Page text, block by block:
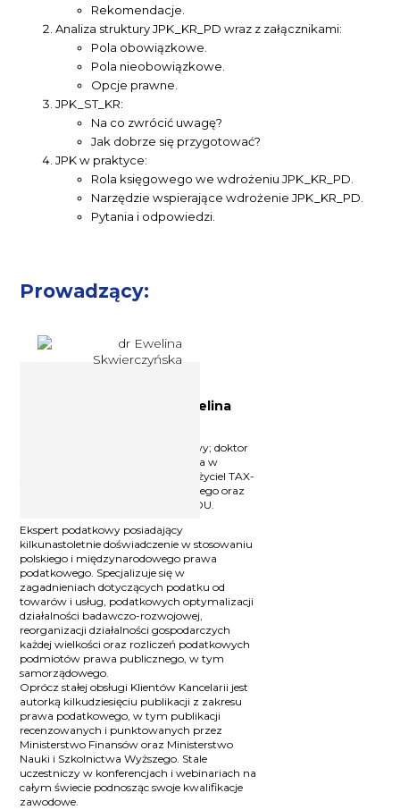
Rekomendacje.
Analiza struktury JPK_KR_PD wraz z załącznikami:
Pola obowiązkowe.
Pola nieobowiązkowe.
Opcje prawne.
JPK_ST_KR:
Na co zwrócić uwagę?
Jak dobrze się przygotować?
JPK w praktyce:
Rola księgowego we wdrożeniu JPK_KR_PD.
Narzędzie wspierające wdrożenie JPK_KR_PD.
Pytania i odpowiedzi.
Prowadzący:
Doradca podatkowy dr Ewelina
Licencjonowany doradca podatkowy; doktor
nauk prawnych w dziedzinie prawa w
specjalizacji prawo finansowe; założyciel TAX-
ES Kancelarii doradztwa podatkowego oraz
współzałożyciel i partner w LEX4YOU.
Ekspert podatkowy posiadający
kilkunastoletnie doświadczenie w stosowaniu
polskiego i międzynarodowego prawa
podatkowego. Specjalizuje się w
zagadnieniach dotyczących podatku od
towarów i usług, podatkowych optymalizacji
działalności badawczo-rozwojowej,
reorganizacji działalności gospodarczych
każdej wielkości oraz rozliczeń podatkowych
podmiotów prawa publicznego, w tym
samorządowego.
Oprócz stałej obsługi Klientów Kancelarii jest
autorką kilkudziesięciu publikacji z zakresu
prawa podatkowego, w tym publikacji
recenzowanych i punktowanych przez
Ministerstwo Finansów oraz Ministerstwo
Nauki i Szkolnictwa Wyższego. Stale
uczestniczy w konferencjach i webinariach na
całym świecie podnosząc swoje kwalifikacje
zawodowe.